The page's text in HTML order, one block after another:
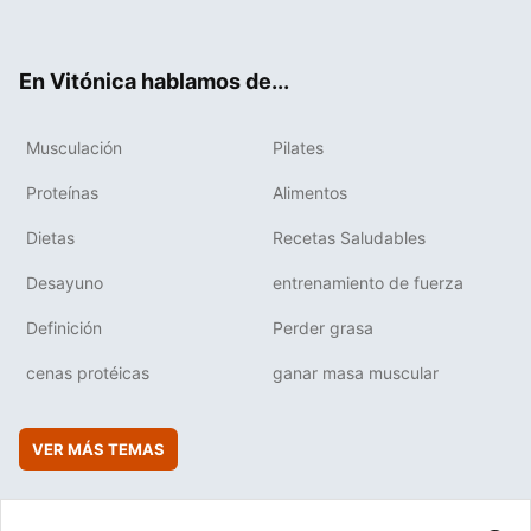
En Vitónica hablamos de...
Musculación Pilates
Proteínas Alimentos
Dietas Recetas Saludables
Desayuno entrenamiento de fuerza
Definición Perder grasa
cenas protéicas ganar masa muscular
VER MÁS TEMAS